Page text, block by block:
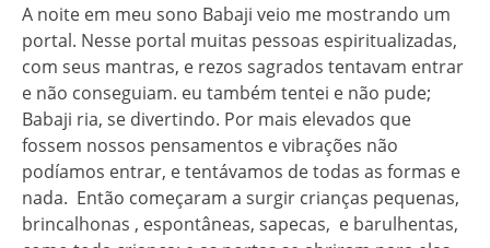
A noite em meu sono Babaji veio me mostrando um
portal. Nesse portal muitas pessoas espiritualizadas,
com seus mantras, e rezos sagrados tentavam entrar
e não conseguiam. eu também tentei e não pude;
Babaji ria, se divertindo. Por mais elevados que
fossem nossos pensamentos e vibrações não
podíamos entrar, e tentávamos de todas as formas e
nada. Então começaram a surgir crianças pequenas,
brincalhonas , espontâneas, sapecas, e barulhentas,